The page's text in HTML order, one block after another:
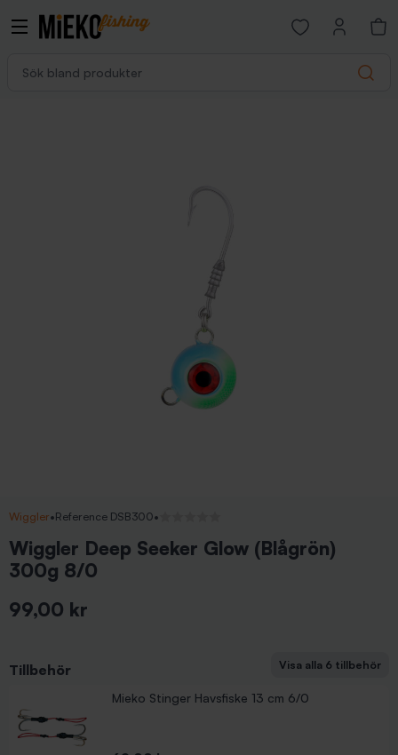
Search
Open favorites
Wiggler•Reference DSB300•
Wiggler Deep Seeker Glow (Blågrön)
300g 8/0
99,00 kr
Tillbehör Visa alla 6 tillbehör
Mieko Stinger Havsfiske 13 cm 6/0
Pris
Pris
Pris
Pris